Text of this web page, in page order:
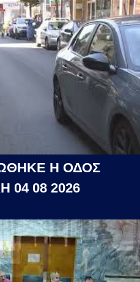
Η ΟΔΟΣ
04 08 2026